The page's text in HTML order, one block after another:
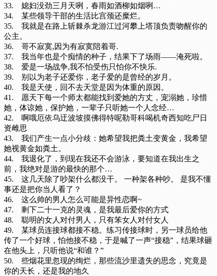
33. 媳妇没劲三月天咧，春雨如酒柳如烟咧…
34. 某些领导干部的生活比宫颈还糜烂。
35. 我就是在路上斩棘杀龙游江过河攀上塔顶负责吻醒你的
公主。
36. 哥不寂寞,因为有寂寞陪着哥.
37. 我当年也是个痴情的种子，结果下了场雨——淹死啦。
38. 爱是一场战争,我不怕受伤只怕你不快乐.
39. 别以为老子还爱你，老子爱的是曾经的岁月。
40. 我是天使，回不去天堂是因为体重的原因。
41. 愿天下每一个师太都能找到爱她的方丈，宠溺她，珍惜
她，体谅她，保护她，一辈子只听她一个人念经…
42. 啊哦厄依乌迂波坡摸佛得特呢勒哥科喝机奇西知吃尸日
资雌思
43. 我们产生一点小分歧：她希望我把粪土变黄金，我希望
她视黄金如粪土。
44. 我退化了，到现在我还不会游泳，要知道在我出生之
前，我绝对是游的最快的那个…
45. 这几天除了吵架什么都没干。 一种架各种吵。 是我不懂
事还是把你当人看了？
46. 这么帅的男人怎么可能是异性恋啊~
47. 剩下二十一克的灵魂，是我最后爱你的方式
48. 聪明的女人对付男人，只有笨女人对付女人
49. 某球员连接球都接不稳。练习传接球时，另一球员给他
传了一个好球，怕他接不稳，于是喊了一声“接稳”，结果球砸
在他头上，只听他说“和谁？”
50. 些烟花里忽现的绚烂，那些流沙里遗失的思念，究竟是
你的天长，还是我的地久